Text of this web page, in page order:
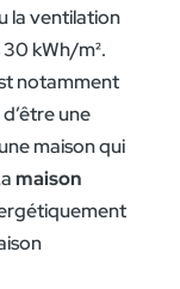
la ventilation
kWh/m².
notamment
une
maison qui
maison